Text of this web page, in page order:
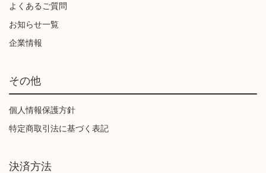
よくあるご質問
お知らせ一覧
企業情報
その他
個人情報保護方針
特定商取引法に基づく表記
決済方法